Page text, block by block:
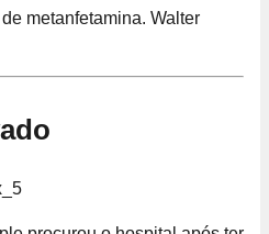
metanfetamina. Walter